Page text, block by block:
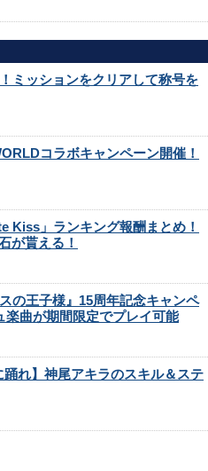
ミッションをクリアして称号を
コラボキャンペーン開催！
Kiss」ランキング報酬まとめ！
が貰える！
の王子様』15周年記念キャンペ
楽曲が期間限定でプレイ可能
れ】神尾アキラのスキル＆ステ